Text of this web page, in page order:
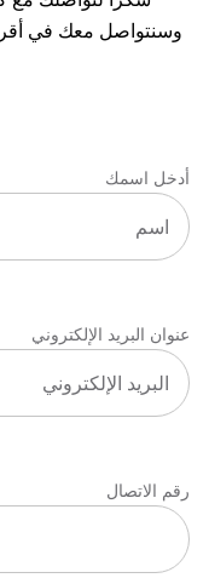
وسنتواصل معك في
أدخل اسمك
عنوان البريد الإلكتروني
رقم الاتصال